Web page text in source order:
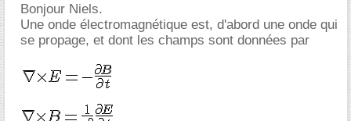
Bonjour Niels.
Une onde électromagnétique est, d'abord une onde qui
se propage, et dont les champs sont données par